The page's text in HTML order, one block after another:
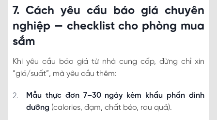
7. Cách yêu cầu báo giá chuyên
nghiệp — checklist cho phòng mua
sắm
Khi yêu cầu báo giá từ nhà cung cấp, đừng chỉ xin
“giá/suất”, mà yêu cầu thêm:
Mẫu thực đơn 7–30 ngày kèm khẩu phần dinh
dưỡng (calories, đạm, chất béo, rau quả).